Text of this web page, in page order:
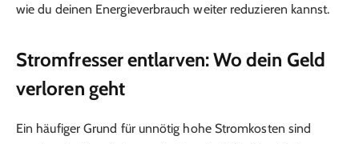
wie du deinen Energieverbrauch weiter reduzieren kannst.
Stromfresser entlarven: Wo dein Geld
verloren geht
Ein häufiger Grund für unnötig hohe Stromkosten sind